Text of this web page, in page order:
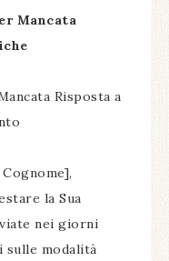
Mancata
Risposta a
la Sua
nei giorni
modalità